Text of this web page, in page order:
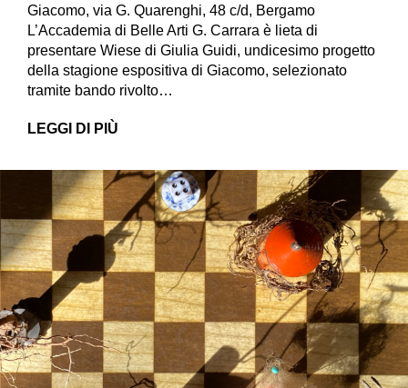
Giacomo, via G. Quarenghi, 48 c/d, Bergamo
L’Accademia di Belle Arti G. Carrara è lieta di
presentare Wiese di Giulia Guidi, undicesimo progetto
della stagione espositiva di Giacomo, selezionato
tramite bando rivolto…
LEGGI DI PIÙ